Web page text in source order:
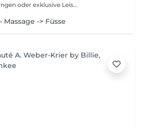
oder exklusive Leis...
-> Füsse